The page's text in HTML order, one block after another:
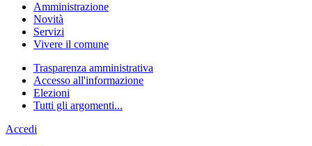
Amministrazione
Novità
Servizi
Vivere il comune
Trasparenza amministrativa
Accesso all'informazione
Elezioni
Tutti gli argomenti...
Accedi